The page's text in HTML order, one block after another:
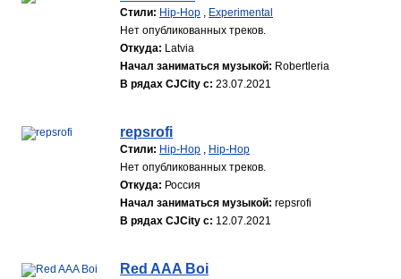
Стили: Hip-Hop , Experimental
Нет опубликованных треков.
Откуда: Latvia
Начал заниматься музыкой: Robertleria
В рядах CJCity с: 23.07.2021
repsrofi
Стили: Hip-Hop , Hip-Hop
Нет опубликованных треков.
Откуда: Россия
Начал заниматься музыкой: repsrofi
В рядах CJCity с: 12.07.2021
Red AAA Boi